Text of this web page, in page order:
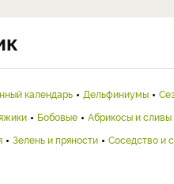
календарь Дельфиниумы
Бобовые Абрикосы и сливы
Зелень и пряности Соседство и